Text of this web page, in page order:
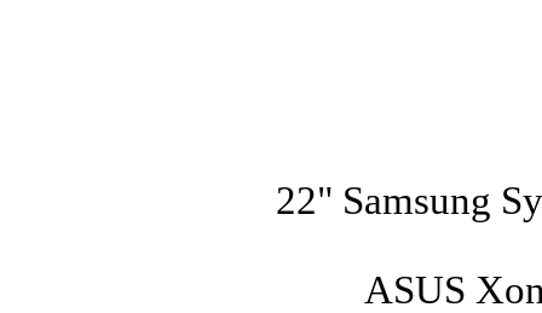
22" Samsung
ASUS